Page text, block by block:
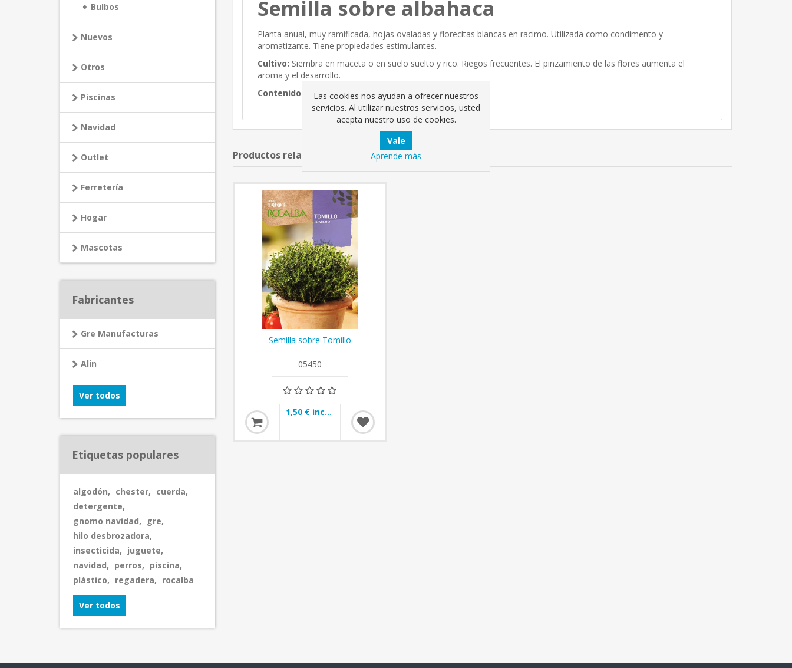
Semilla sobre albahaca
Planta anual, muy ramificada, hojas ovaladas y florecitas blancas en racimo. Utilizada como condimento y
aromatizante. Tiene propiedades estimulantes.
Cultivo: Siembra en maceta o en suelo suelto y rico. Riegos frecuentes. El pinzamiento de las flores aumenta el
aroma y el desarrollo.
Contenido neto: 4g
Productos relacionados
Semilla sobre Tomillo
05450
1,50 € incl impuestos
Bulbos
Nuevos
Otros
Piscinas
Navidad
Outlet
Ferretería
Hogar
Mascotas
Fabricantes
Gre Manufacturas
Alin
Ver todos
Etiquetas populares
algodón, chester, cuerda,
detergente,
gnomo navidad, gre,
hilo desbrozadora,
insecticida, juguete,
navidad, perros, piscina,
plástico, regadera, rocalba
Ver todos
Las cookies nos ayudan a ofrecer nuestros
servicios. Al utilizar nuestros servicios, usted
acepta nuestro uso de cookies.
Aprende más